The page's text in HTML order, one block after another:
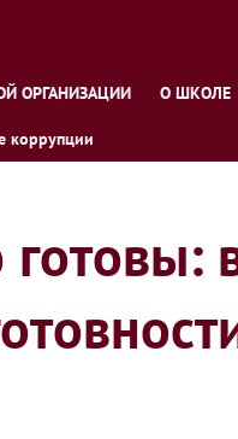
ОРГАНИЗАЦИИ О ШКОЛЕ
коррупции